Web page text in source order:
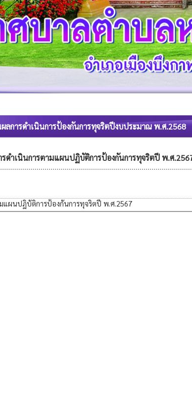
ผลการดำเนินการป้องกันการทุจริตปีงบประมาณ พ.ศ.2568
รดำเนินการตามแผนปฏิบัติการป้องกันการทุจริตปี พ.ศ
มแผนปฏิบัติการป้องกันการทุจริตปี พ.ศ.2567